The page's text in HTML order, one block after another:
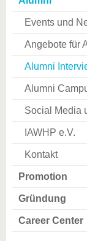
Events und
Angebote für
Alumni
Alumni
Social Media
IAWHP e.V.
Kontakt
Promotion
Gründung
Career Center